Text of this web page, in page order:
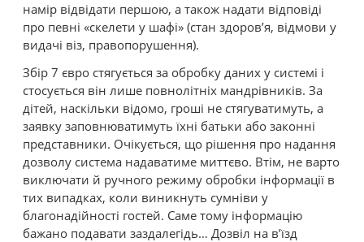
намір відвідати першою, а також надати відповіді
про певні «скелети у шафі» (стан здоров’я, відмови у
видачі віз, правопорушення).
Збір 7 євро стягується за обробку даних у системі і
стосується він лише повнолітніх мандрівників. За
дітей, наскільки відомо, гроші не стягуватимуть, а
заявку заповнюватимуть їхні батьки або законні
представники. Очікується, що рішення про надання
дозволу система надаватиме миттєво. Втім, не варто
виключати й ручного режиму обробки інформації в
тих випадках, коли виникнуть сумніви у
благонадійності гостей. Саме тому інформацію
бажано подавати заздалегідь… Дозвіл на в’їзд